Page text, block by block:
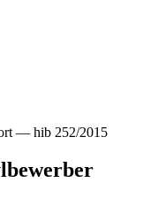
— hib 252/2015